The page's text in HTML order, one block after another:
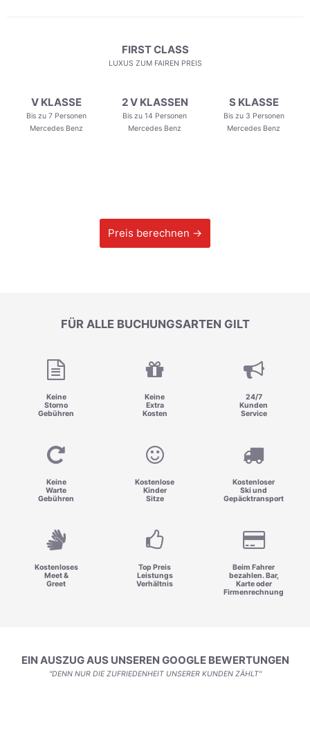
FIRST CLASS
LUXUS ZUM FAIREN PREIS
V KLASSE
Bis zu 7 Personen
Mercedes Benz
2 V KLASSEN
Bis zu 14 Personen
Mercedes Benz
S KLASSE
Bis zu 3 Personen
Mercedes Benz
Preis berechnen →
FÜR ALLE BUCHUNGSARTEN GILT
Keine
Storno
Gebühren
Keine
Extra
Kosten
24/7
Kunden
Service
Keine
Warte
Gebühren
Kostenlose
Kinder
Sitze
Kostenloser
Ski und
Gepäcktransport
Kostenloses
Meet &
Greet
Top Preis
Leistungs
Verhältnis
Beim Fahrer
bezahlen. Bar,
Karte oder
Firmenrechnung
EIN AUSZUG AUS UNSEREN GOOGLE BEWERTUNGEN
"DENN NUR DIE ZUFRIEDENHEIT UNSERER KUNDEN ZÄHLT"